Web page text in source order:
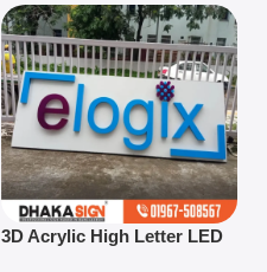
3D Acrylic High Letter LED